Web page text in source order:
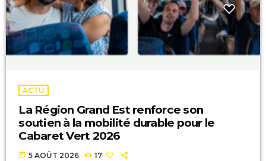
ACTU
La Région Grand Est renforce son
soutien à la mobilité durable pour le
Cabaret Vert 2026
today 5 AOÛT 2026 17